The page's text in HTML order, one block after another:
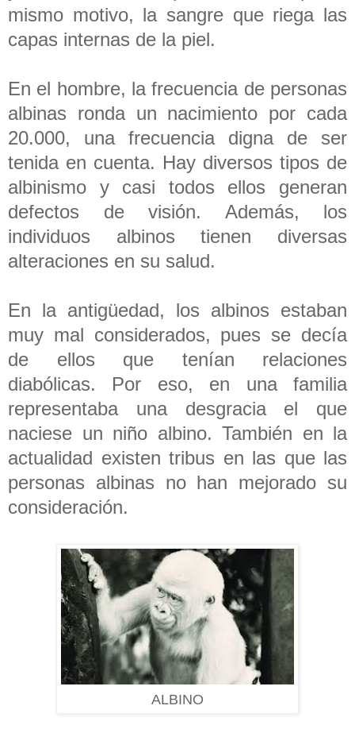
mismo motivo, la sangre que riega las
capas internas de la piel.
En el hombre, la frecuencia de personas
albinas ronda un nacimiento por cada
20.000, una frecuencia digna de ser
tenida en cuenta. Hay diversos tipos de
albinismo y casi todos ellos generan
defectos de visión. Además, los
individuos albinos tienen diversas
alteraciones en su salud.
En la antigüedad, los albinos estaban
muy mal considerados, pues se decía
de ellos que tenían relaciones
diabólicas. Por eso, en una familia
representaba una desgracia el que
naciese un niño albino. También en la
actualidad existen tribus en las que las
personas albinas no han mejorado su
consideración.
ALBINO